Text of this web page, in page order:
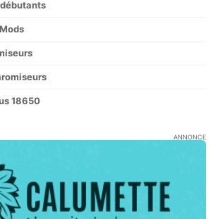
18650
ANNONCE